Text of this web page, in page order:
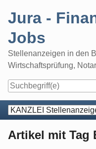
Jura -
Jobs
Stellenanzeigen in den
Wirtschaftsprüfung,
Navigation
Artikel mit Tag